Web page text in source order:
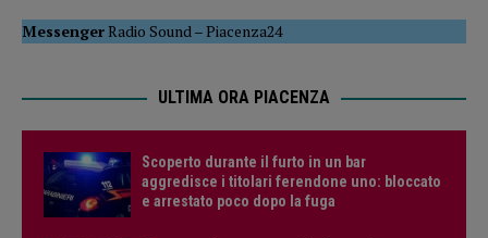
MessengerRadio Sound –Piacenza24
ULTIMA ORA PIACENZA
Scoperto durante il furto in un bar
aggredisce i titolari ferendone uno: bloccato
e arrestato poco dopo la fuga